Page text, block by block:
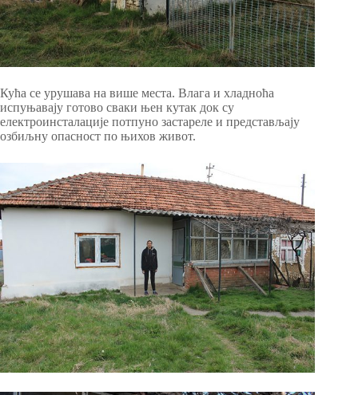
Кућа се урушава на више места. Влага и хладноћа
испуњавају готово сваки њен кутак док су
електроинсталације потпуно застареле и представљају
озбиљну опасност по њихов живот.